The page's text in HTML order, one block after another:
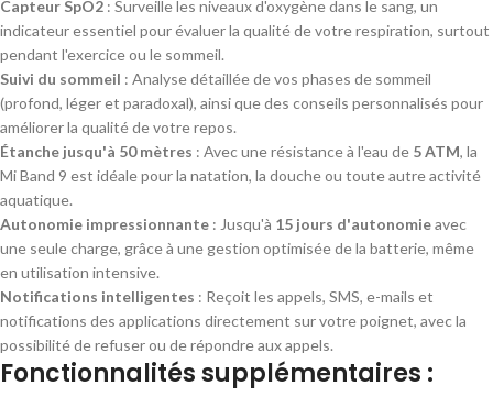
Capteur SpO2 : Surveille les niveaux d'oxygène dans le sang, un
indicateur essentiel pour évaluer la qualité de votre respiration, surtout
pendant l'exercice ou le sommeil.
Suivi du sommeil : Analyse détaillée de vos phases de sommeil
(profond, léger et paradoxal), ainsi que des conseils personnalisés pour
améliorer la qualité de votre repos.
Étanche jusqu'à 50 mètres : Avec une résistance à l'eau de 5 ATM, la
Mi Band 9 est idéale pour la natation, la douche ou toute autre activité
aquatique.
Autonomie impressionnante : Jusqu'à 15 jours d'autonomieavec
une seule charge, grâce à une gestion optimisée de la batterie, même
en utilisation intensive.
Notifications intelligentes : Reçoit les appels, SMS, e-mails et
notifications des applications directement sur votre poignet, avec la
possibilité de refuser ou de répondre aux appels.
Fonctionnalités supplémentaires :